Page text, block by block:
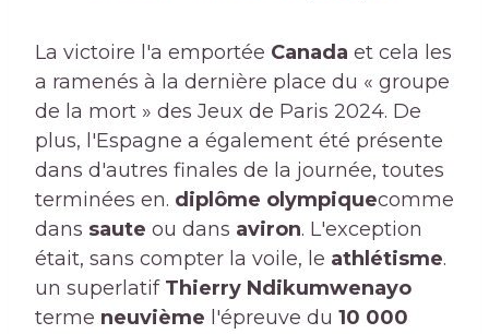
La victoire l'a emportée Canada et cela les
a ramenés à la dernière place du « groupe
de la mort » des Jeux de Paris 2024. De
plus, l'Espagne a également été présente
dans d'autres finales de la journée, toutes
terminées en. diplôme olympiquecomme
dans saute ou dans aviron. L'exception
était, sans compter la voile, le athlétisme.
un superlatif Thierry Ndikumwenayo
terme neuvième l'épreuve du 10 000